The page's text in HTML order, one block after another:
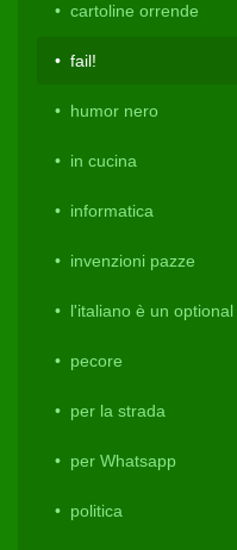
cartoline orrende
fail!
humor nero
in cucina
informatica
invenzioni pazze
l'italiano è un optional
pecore
per la strada
per Whatsapp
politica